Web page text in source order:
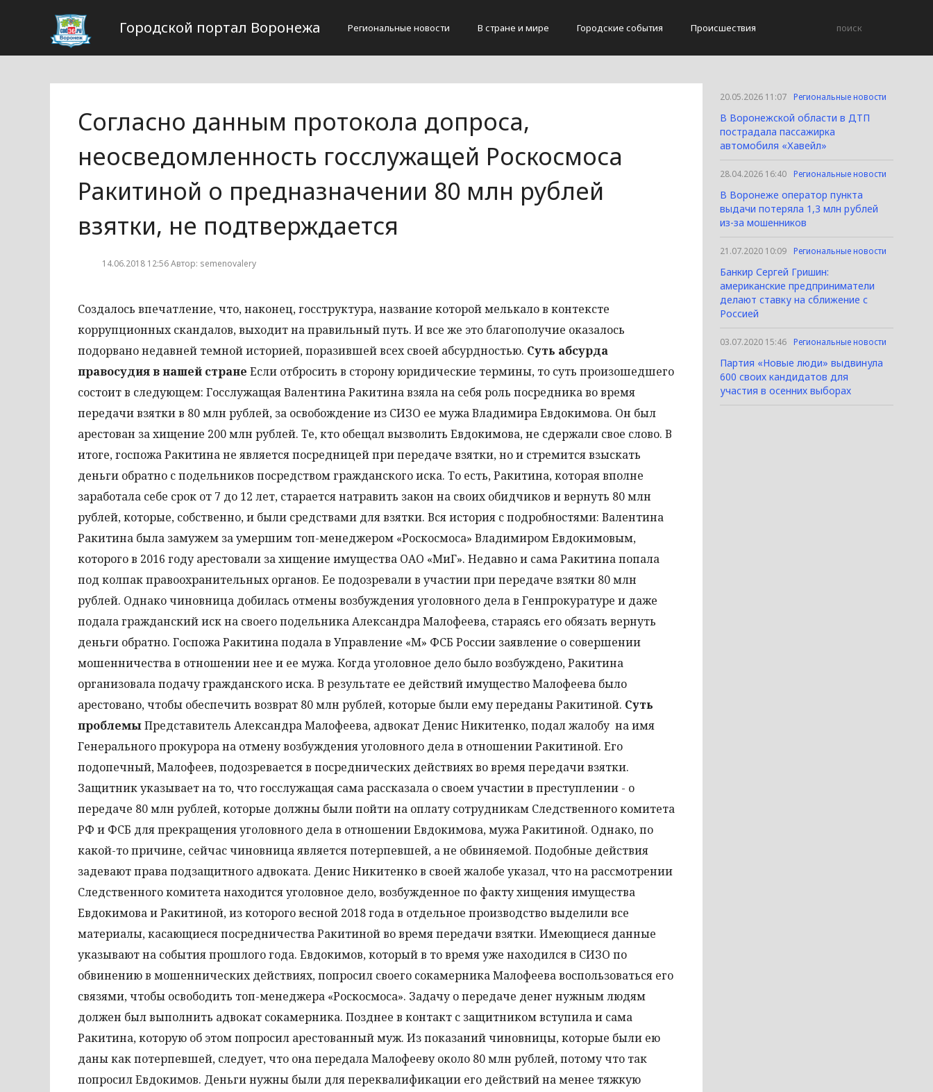
Городской портал Воронежа Региональные новости В стране и мире Городские события Происшествия
Согласно данным протокола допроса,
неосведомленность госслужащей Роскосмоса
Ракитиной о предназначении 80 млн рублей
взятки, не подтверждается
14.06.2018 12:56 Автор: semenovalery
Создалось впечатление, что, наконец, госструктура, название которой мелькало в контексте
коррупционных скандалов, выходит на правильный путь. И все же это благополучие оказалось
подорвано недавней темной историей, поразившей всех своей абсурдностью. Суть абсурда
правосудия в нашей стране Если отбросить в сторону юридические термины, то суть произошедшего
состоит в следующем: Госслужащая Валентина Ракитина взяла на себя роль посредника во время
передачи взятки в 80 млн рублей, за освобождение из СИЗО ее мужа Владимира Евдокимова. Он был
арестован за хищение 200 млн рублей. Те, кто обещал вызволить Евдокимова, не сдержали свое слово. В
итоге, госпожа Ракитина не является посредницей при передаче взятки, но и стремится взыскать
деньги обратно с подельников посредством гражданского иска. То есть, Ракитина, которая вполне
заработала себе срок от 7 до 12 лет, старается натравить закон на своих обидчиков и вернуть 80 млн
рублей, которые, собственно, и были средствами для взятки. Вся история с подробностями: Валентина
Ракитина была замужем за умершим топ-менеджером «Роскосмоса» Владимиром Евдокимовым,
которого в 2016 году арестовали за хищение имущества ОАО «МиГ». Недавно и сама Ракитина попала
под колпак правоохранительных органов. Ее подозревали в участии при передаче взятки 80 млн
рублей. Однако чиновница добилась отмены возбуждения уголовного дела в Генпрокуратуре и даже
подала гражданский иск на своего подельника Александра Малофеева, стараясь его обязать вернуть
деньги обратно. Госпожа Ракитина подала в Управление «М» ФСБ России заявление о совершении
мошенничества в отношении нее и ее мужа. Когда уголовное дело было возбуждено, Ракитина
организовала подачу гражданского иска. В результате ее действий имущество Малофеева было
арестовано, чтобы обеспечить возврат 80 млн рублей, которые были ему переданы Ракитиной. Суть
проблемыПредставитель Александра Малофеева, адвокат Денис Никитенко, подал жалобу на имя
Генерального прокурора на отмену возбуждения уголовного дела в отношении Ракитиной. Его
подопечный, Малофеев, подозревается в посреднических действиях во время передачи взятки.
Защитник указывает на то, что госслужащая сама рассказала о своем участии в преступлении - о
передаче 80 млн рублей, которые должны были пойти на оплату сотрудникам Следственного комитета
РФ и ФСБ для прекращения уголовного дела в отношении Евдокимова, мужа Ракитиной. Однако, по
какой-то причине, сейчас чиновница является потерпевшей, а не обвиняемой. Подобные действия
задевают права подзащитного адвоката. Денис Никитенко в своей жалобе указал, что на рассмотрении
Следственного комитета находится уголовное дело, возбужденное по факту хищения имущества
Евдокимова и Ракитиной, из которого весной 2018 года в отдельное производство выделили все
материалы, касающиеся посредничества Ракитиной во время передачи взятки. Имеющиеся данные
указывают на события прошлого года. Евдокимов, который в то время уже находился в СИЗО по
обвинению в мошеннических действиях, попросил своего сокамерника Малофеева воспользоваться его
связями, чтобы освободить топ-менеджера «Роскосмоса». Задачу о передаче денег нужным людям
должен был выполнить адвокат сокамерника. Позднее в контакт с защитником вступила и сама
Ракитина, которую об этом попросил арестованный муж. Из показаний чиновницы, которые были ею
даны как потерпевшей, следует, что она передала Малофееву около 80 млн рублей, потому что так
попросил Евдокимов. Деньги нужны были для переквалификации его действий на менее тяжкую
20.05.2026 11:07 Региональные новости
В Воронежской области в ДТП
пострадала пассажирка
автомобиля «Хавейл»
28.04.2026 16:40 Региональные новости
В Воронеже оператор пункта
выдачи потеряла 1,3 млн рублей
из-за мошенников
21.07.2020 10:09 Региональные новости
Банкир Сергей Гришин:
американские предприниматели
делают ставку на сближение с
Россией
03.07.2020 15:46 Региональные новости
Партия «Новые люди» выдвинула
600 своих кандидатов для
участия в осенних выборах